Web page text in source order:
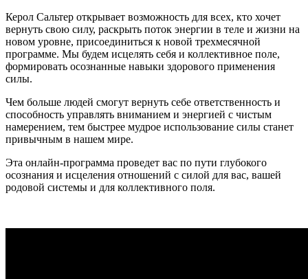
Керол Сальтер открывает возможность для всех, кто хочет
вернуть свою силу, раскрыть поток энергии в теле и жизни на
новом уровне, присоединиться к новой трехмесячной
программе. Мы будем исцелять себя и коллективное поле,
формировать осознанные навыки здорового применения
силы.
Чем больше людей смогут вернуть себе ответственность и
способность управлять вниманием и энергией с чистым
намерением, тем быстрее мудрое использование силы станет
привычным в нашем мире.
Эта онлайн-программа проведет вас по пути глубокого
осознания и исцеления отношений с силой для вас, вашей
родовой системы и для коллективного поля.